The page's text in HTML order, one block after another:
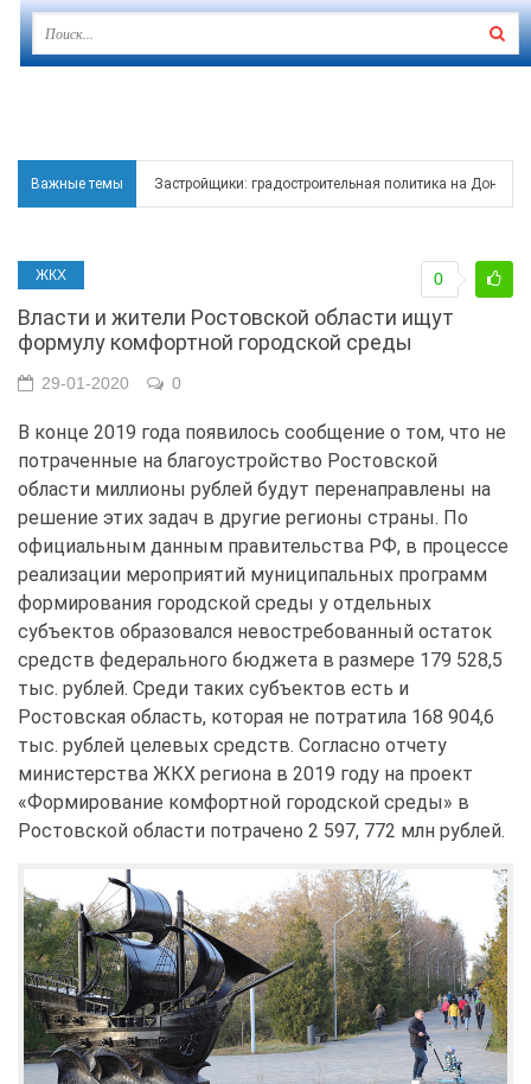
Важные темы Застройщики: градостроительная политика на Дону
В Чеховской библиотеке Таганрога открылась
В Ростове задержан подозреваемый в ночном
Среди детей, ставших жертвами вражеской атаки в
ЖКХ
Власти и жители Ростовской области ищут
формулу комфортной городской среды
0
29-01-2020 0
В конце 2019 года появилось сообщение о том, что не
потраченные на благоустройство Ростовской
области миллионы рублей будут перенаправлены на
решение этих задач в другие регионы страны. По
официальным данным правительства РФ, в процессе
реализации мероприятий муниципальных программ
формирования городской среды у отдельных
субъектов образовался невостребованный остаток
средств федерального бюджета в размере 179 528,5
тыс. рублей. Среди таких субъектов есть и
Ростовская область, которая не потратила 168 904,6
тыс. рублей целевых средств. Согласно отчету
министерства ЖКХ региона в 2019 году на проект
«Формирование комфортной городской среды» в
Ростовской области потрачено 2 597, 772 млн рублей.